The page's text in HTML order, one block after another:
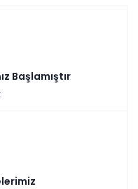
Başlamıştır